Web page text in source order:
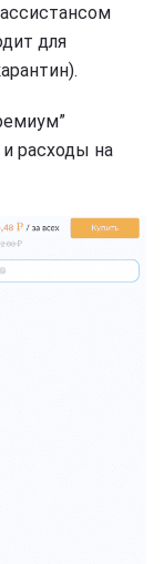
для
расходы на